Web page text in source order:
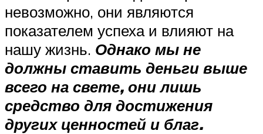
невозможно, они являются
показателем успеха и влияют на
нашу жизнь. Однако мы не
должны ставить деньги выше
всего на свете, они лишь
средство для достижения
других ценностей и благ.